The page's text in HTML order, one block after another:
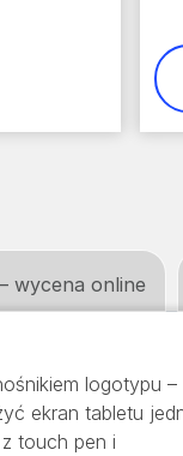
logotypu –
ekran tabletu
touch pen i
wycena online